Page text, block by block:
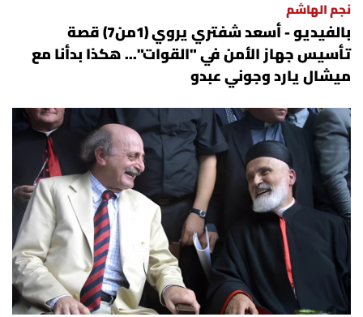
نجم الهاشم
بالفيديو - أسعد شفتري يروي (1من7) قصة
تأسيس جهاز الأمن في "القوات"... هكذا بدأنا مع
ميشال يارد وجوني عبدو